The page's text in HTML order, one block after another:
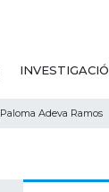
Paloma Adeva Ramos